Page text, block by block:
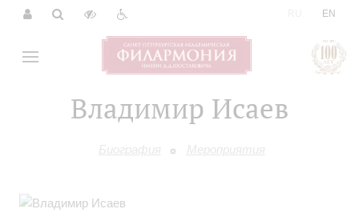
EN
Владимир Исаев
Биография Мероприятия